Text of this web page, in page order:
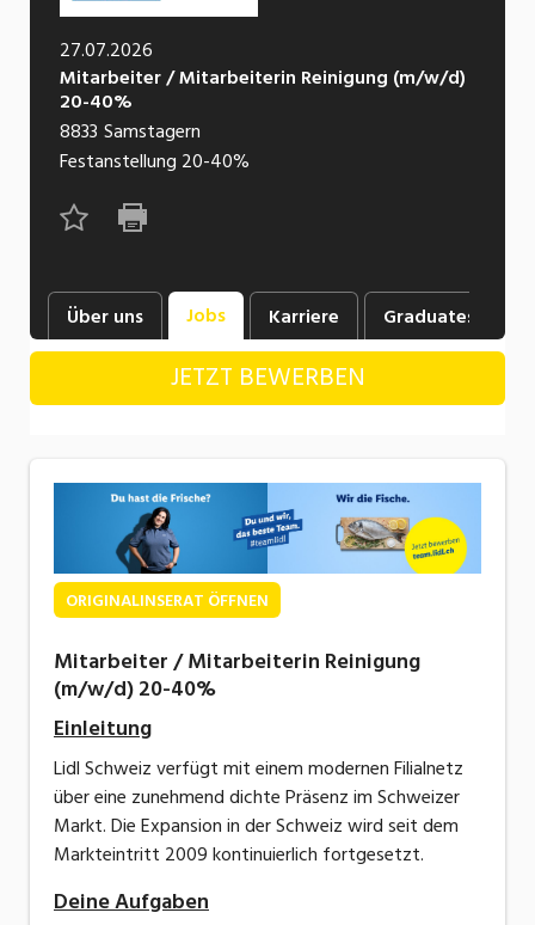
Ferienjob
POSITION
Führungsposition
Management / Kader
Engineering, Technik, Architektur
Finanzen, Controlling, Treuhand, Recht
Gartenbau, Landwirtschaft, Forstwirtschaft
Lebensmittel
Industrie, Maschinenbau, Anlagenbau,
Produktion
Informatik, Telekommunikation
Körperpflege, Wellness
Marketing, Kommunikation, Medien, Druck
Mechanik, Elektronik, Optik, Textil (Fertigung)
Medizin, Gesundheitswesen, Pflege
Sicherheit, Rettung, Polizei, Zoll
Verkauf, Handel, Kundenberatung,
Aussendienst
27.07.2026
Mitarbeiter / Mitarbeiterin Reinigung (m/w/d)
20-40%
8833 Samstagern
Festanstellung 20-40%
Über uns Jobs Karriere Graduates
JETZT BEWERBEN
ORIGINALINSERAT ÖFFNEN
Mitarbeiter / Mitarbeiterin Reinigung
(m/w/d) 20-40%
Einleitung
Lidl Schweiz verfügt mit einem modernen Filialnetz
über eine zunehmend dichte Präsenz im Schweizer
Markt. Die Expansion in der Schweiz wird seit dem
Markteintritt 2009 kontinuierlich fortgesetzt.
Deine Aufgaben